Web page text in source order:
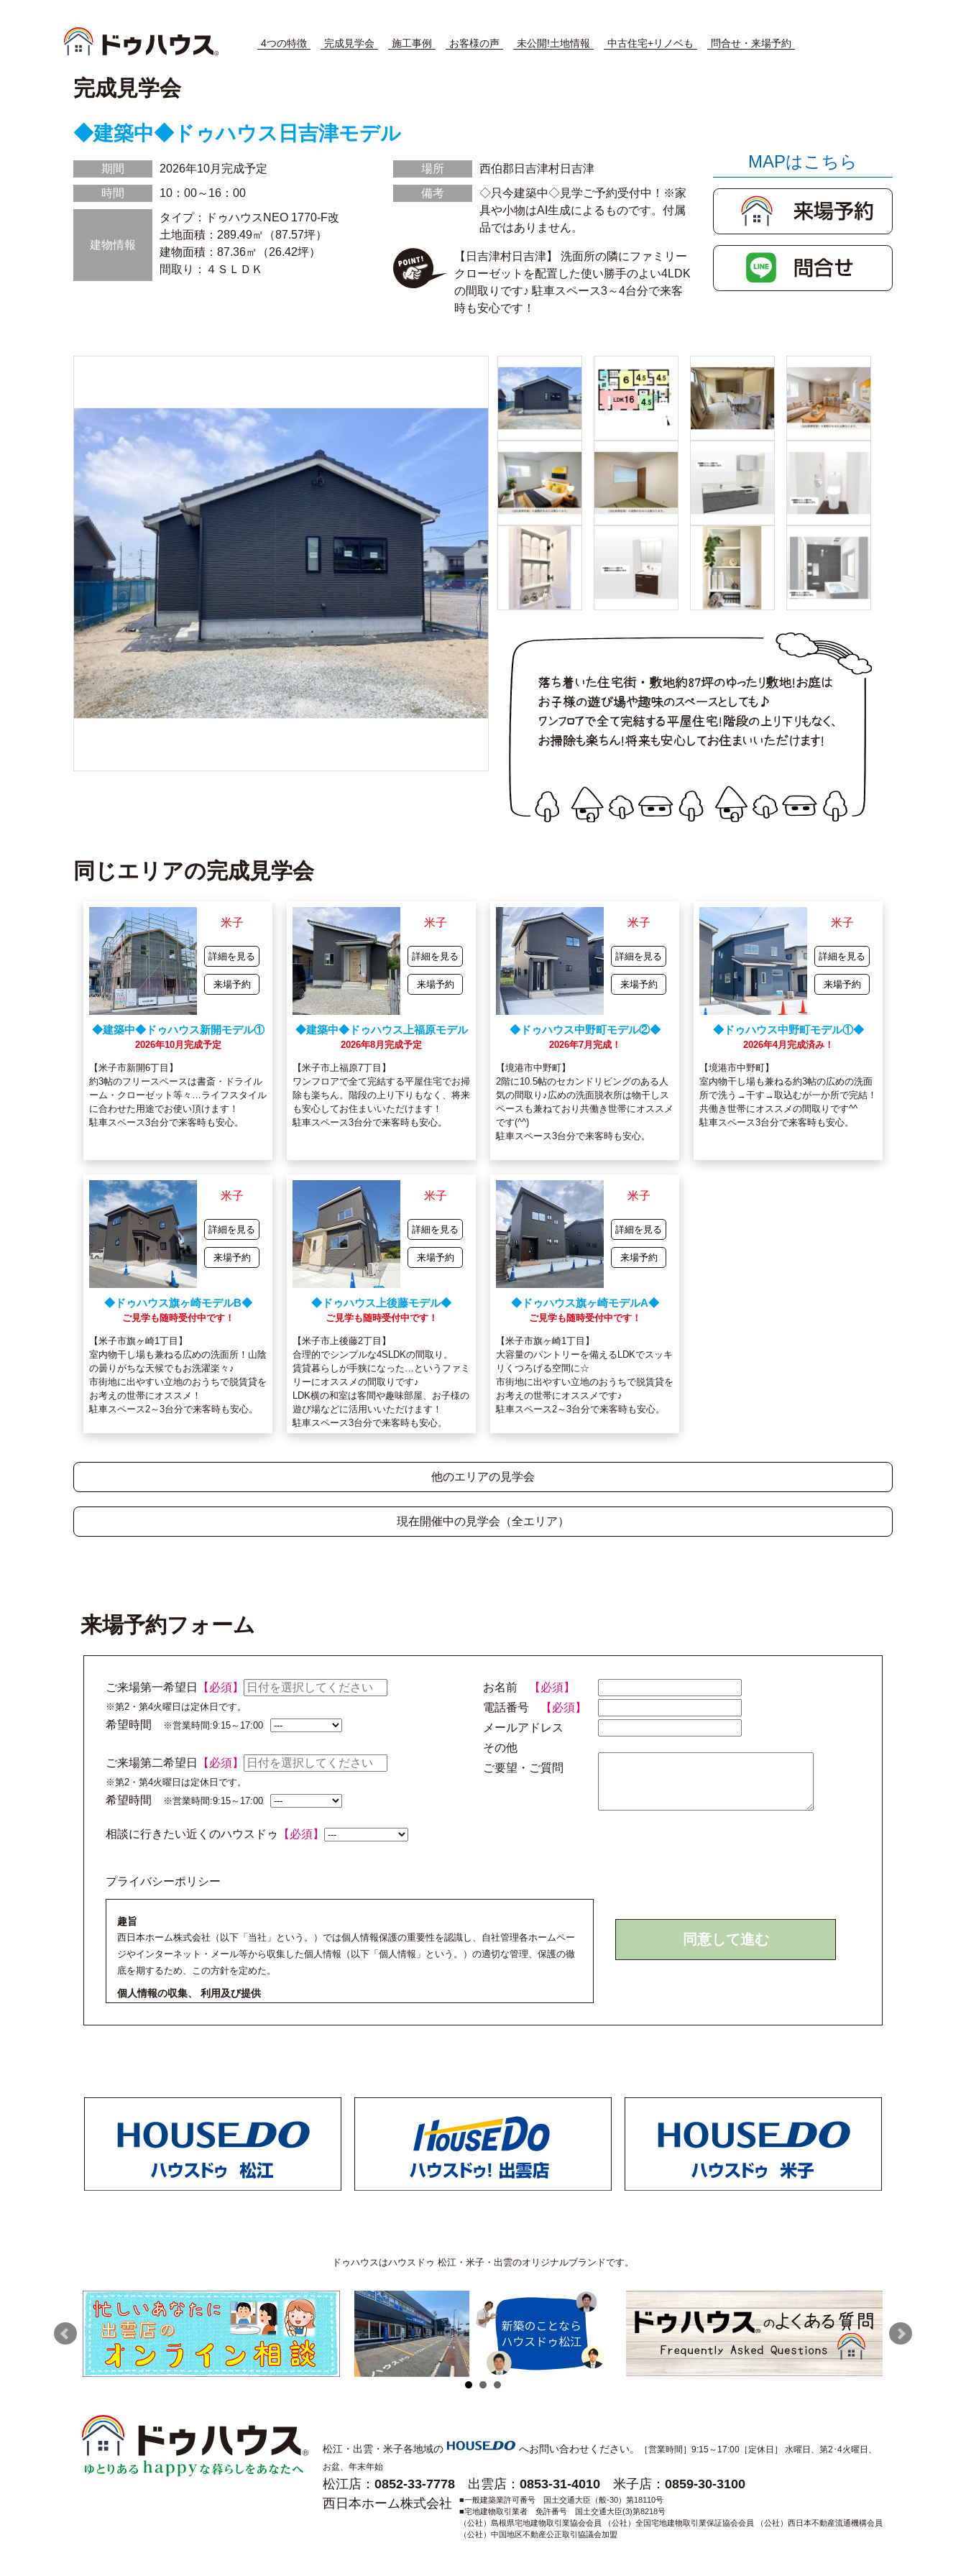
4つの特徴 完成見学会 施工事例 お客様の声 未公開!土地情報 中古住宅+リノベも 問合せ・来場予約
完成見学会
◆建築中◆ドゥハウス日吉津モデル
期間
2026年10月完成予定
時間
10：00～16：00
建物情報
タイプ：ドゥハウスNEO 1770-F改
土地面積：289.49㎡（87.57坪）
建物面積：87.36㎡（26.42坪）
間取り：４ＳＬＤＫ
場所
西伯郡日吉津村日吉津
備考
◇只今建築中◇見学ご予約受付中！※家
具や小物はAI生成によるものです。付属
品ではありません。
【日吉津村日吉津】 洗面所の隣にファミリー
クローゼットを配置した使い勝手のよい4LDK
の間取りです♪ 駐車スペース3～4台分で来客
時も安心です！
MAPはこちら
落ち着いた住宅街・敷地約87坪のゆったり敷地！お庭は
お子様の遊び場や趣味のスペースとしても♪
ワンフロアで全て完結する平屋住宅！階段の上り下りもなく、
お掃除も楽ちん！将来も安心してお住まいいただけます！
同じエリアの完成見学会
米子
詳細を見る
来場予約
◆建築中◆ドゥハウス新開モデル①
2026年10月完成予定
【米子市新開6丁目】
約3帖のフリースペースは書斎・ドライル
ーム・クローゼット等々…ライフスタイル
に合わせた用途でお使い頂けます！
駐車スペース3台分で来客時も安心。
米子
詳細を見る
来場予約
◆建築中◆ドゥハウス上福原モデル
2026年8月完成予定
【米子市上福原7丁目】
ワンフロアで全て完結する平屋住宅でお掃
除も楽ちん。階段の上り下りもなく、将来
も安心してお住まいいただけます！
駐車スペース3台分で来客時も安心。
米子
詳細を見る
来場予約
◆ドゥハウス中野町モデル②◆
2026年7月完成！
【境港市中野町】
2階に10.5帖のセカンドリビングのある人
気の間取り♪広めの洗面脱衣所は物干しス
ペースも兼ねており共働き世帯にオススメ
です(^^)
駐車スペース3台分で来客時も安心。
米子
詳細を見る
来場予約
◆ドゥハウス中野町モデル①◆
2026年4月完成済み！
【境港市中野町】
室内物干し場も兼ねる約3帖の広めの洗面
所で洗う→干す→取込むが一か所で完結！
共働き世帯にオススメの間取りです^^
駐車スペース3台分で来客時も安心。
米子
詳細を見る
来場予約
◆ドゥハウス旗ヶ崎モデルB◆
ご見学も随時受付中です！
【米子市旗ヶ崎1丁目】
室内物干し場も兼ねる広めの洗面所！山陰
の曇りがちな天候でもお洗濯楽々♪
市街地に出やすい立地のおうちで脱賃貸を
お考えの世帯にオススメ！
駐車スペース2～3台分で来客時も安心。
米子
詳細を見る
来場予約
◆ドゥハウス上後藤モデル◆
ご見学も随時受付中です！
【米子市上後藤2丁目】
合理的でシンプルな4SLDKの間取り。
賃貸暮らしが手狭になった…というファミ
リーにオススメの間取りです♪
LDK横の和室は客間や趣味部屋、お子様の
遊び場などに活用いいただけます！
駐車スペース3台分で来客時も安心。
米子
詳細を見る
来場予約
◆ドゥハウス旗ヶ崎モデルA◆
ご見学も随時受付中です！
【米子市旗ヶ崎1丁目】
大容量のパントリーを備えるLDKでスッキ
リくつろげる空間に☆
市街地に出やすい立地のおうちで脱賃貸を
お考えの世帯にオススメです♪
駐車スペース2～3台分で来客時も安心。
他のエリアの見学会
現在開催中の見学会（全エリア）
来場予約フォーム
ご来場第一希望日 【必須】
※第2・第4火曜日は定休日です。
希望時間 ※営業時間:9:15～17:00
ご来場第二希望日 【必須】
※第2・第4火曜日は定休日です。
希望時間 ※営業時間:9:15～17:00
相談に行きたい近くのハウスドゥ 【必須】
お名前
【必須】
電話番号
【必須】
メールアドレス
その他
ご要望・ご質問
プライバシーポリシー
趣旨
西日本ホーム株式会社（以下「当社」という。）では個人情報保護の重要性を認識し、自社管理各ホームペー
ジやインターネット・メール等から収集した個人情報（以下「個人情報」という。）の適切な管理、保護の徹
底を期するため、この方針を定めた。
個人情報の収集、 利用及び提供
でのみ個人情報を利用します。 また、事前に本人の同意を得た場合を除き、個人情報の第三者への提供はいた
不要となった個人情報データは、速やかに、適正な方法で廃棄します。
個人情報の適正な管理
個人情報を適正に管理し、不正利用、紛失、改ざん、漏洩等を防止するため、西日本ホーム株式会社の社員、
担当者及び外注取引先（以下「取引先等」という。）に対する遵守事項を次のとおり定め、その徹底を図りま
社員等の遵守事項
社員等は、入力資料等を他人に不正に交付し、又は遺棄し、若しくはき損してはならない。
措置しなければならない。
社員等は、自己のパスワードを他人に知らせてはならない。
社員等は、パスワードを他人に使用されることがないように管理しなければならない。 社員等は、当社の活動
目的以外の目的で当社が運用するネットワークシステムを利用してはならない。
社員等は、コンピューターウイルスの侵入及び拡散の防止に配意しなければならない。
本方針の見直し
同意して進む
ドゥハウスはハウスドゥ 松江・米子・出雲のオリジナルブランドです。
松江・出雲・米子各地域の へお問い合わせください。
［営業時間］9:15～17:00［定休日］ 水曜日、第2･4火曜日、
お盆、年末年始
松江店：0852-33-7778 出雲店：0853-31-4010 米子店：0859-30-3100
西日本ホーム株式会社
■一般建築業許可番号 国土交通大臣（般-30）第18110号
■宅地建物取引業者 免許番号 国土交通大臣(3)第8218号
（公社）島根県宅地建物取引業協会会員 （公社）全国宅地建物取引業保証協会会員 （公社）西日本不動産流通機構会員
（公社）中国地区不動産公正取引協議会加盟